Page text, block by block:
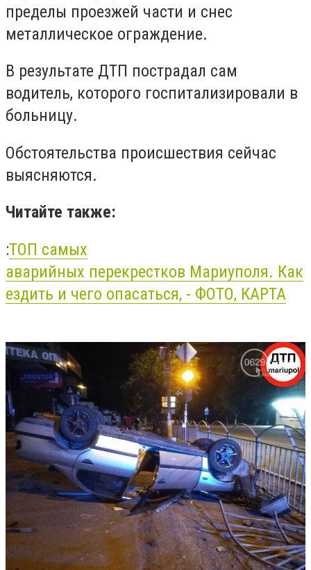
пределы проезжей части и снес
металлическое ограждение.
В результате ДТП пострадал сам
водитель, которого госпитализировали в
больницу.
Обстоятельства происшествия сейчас
выясняются.
Читайте также:
:ТОП самых
аварийных перекрестков Мариуполя. Как
ездить и чего опасаться, - ФОТО, КАРТА